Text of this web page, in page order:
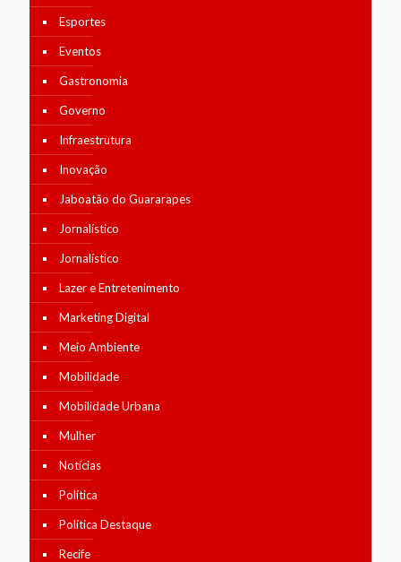
Esportes
Eventos
Gastronomia
Governo
Infraestrutura
Inovação
Jaboatão do Guararapes
Jornalístico
Jornalístico
Lazer e Entretenimento
Marketing Digital
Meio Ambiente
Mobilidade
Mobilidade Urbana
Mulher
Notícias
Política
Política Destaque
Recife